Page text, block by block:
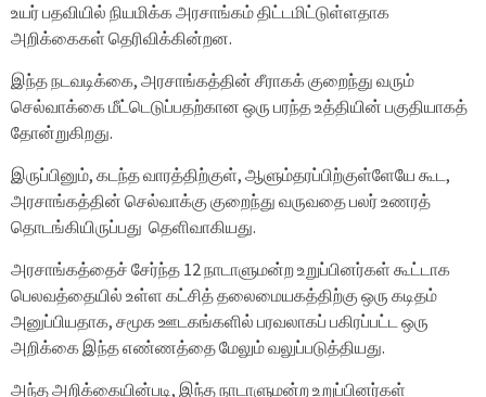
உயர் பதவியில் நியமிக்க அரசாங்கம் திட்டமிட்டுள்ளதாக
அறிக்கைகள் தெரிவிக்கின்றன.
இந்த நடவடிக்கை, அரசாங்கத்தின் சீராகக் குறைந்து வரும்
செல்வாக்கை மீட்டெடுப்பதற்கான ஒரு பரந்த உத்தியின் பகுதியாகத்
தோன்றுகிறது.
இருப்பினும், கடந்த வாரத்திற்குள், ஆளும்தரப்பிற்குள்ளேயே கூட,
அரசாங்கத்தின் செல்வாக்கு குறைந்து வருவதை பலர் உணரத்
தொடங்கியிருப்பது தெளிவாகியது.
அரசாங்கத்தைச் சேர்ந்த 12 நாடாளுமன்ற உறுப்பினர்கள் கூட்டாக
பெலவத்தையில் உள்ள கட்சித் தலைமையகத்திற்கு ஒரு கடிதம்
அனுப்பியதாக, சமூக ஊடகங்களில் பரவலாகப் பகிரப்பட்ட ஒரு
அறிக்கை இந்த எண்ணத்தை மேலும் வலுப்படுத்தியது.
அந்த அறிக்கையின்படி, இந்த நாடாளுமன்ற உறுப்பினர்கள்